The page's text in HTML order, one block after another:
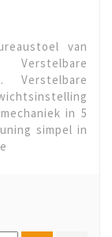
van
Verstelbare
in 5
simpel in